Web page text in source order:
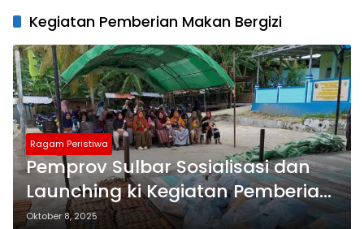
Kegiatan Pemberian Makan Bergizi
Ragam Peristiwa
Pemprov Sulbar Sosialisasi dan
Launching ki Kegiatan Pemberian
Makan Bergizi di Majene
Oktober 8, 2025